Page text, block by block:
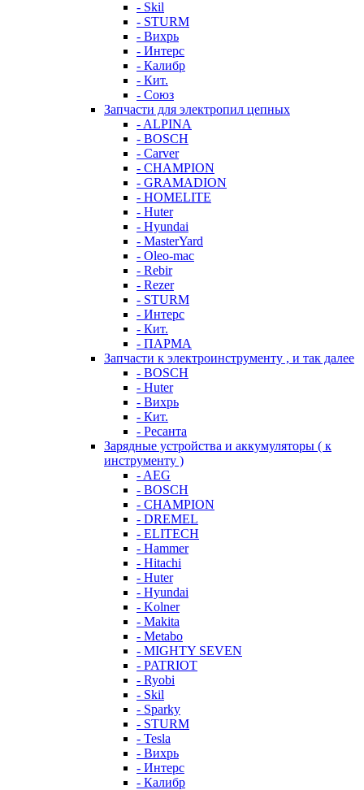
- Skil
- STURM
- Вихрь
- Интерс
- Калибр
- Кит.
- Союз
Запчасти для электропил цепных
- ALPINA
- BOSCH
- Carver
- CHAMPION
- GRAMADION
- HOMELITE
- Huter
- Hyundai
- MasterYard
- Oleo-mac
- Rebir
- Rezer
- STURM
- Интерс
- Кит.
- ПАРМА
Запчасти к электроинструменту , и так далее
- BOSCH
- Huter
- Вихрь
- Кит.
- Ресанта
Зарядные устройства и аккумуляторы ( к
инструменту )
- AEG
- BOSCH
- CHAMPION
- DREMEL
- ELITECH
- Hammer
- Hitachi
- Huter
- Hyundai
- Kolner
- Makita
- Metabo
- MIGHTY SEVEN
- PATRIOT
- Ryobi
- Skil
- Sparky
- STURM
- Tesla
- Вихрь
- Интерс
- Калибр